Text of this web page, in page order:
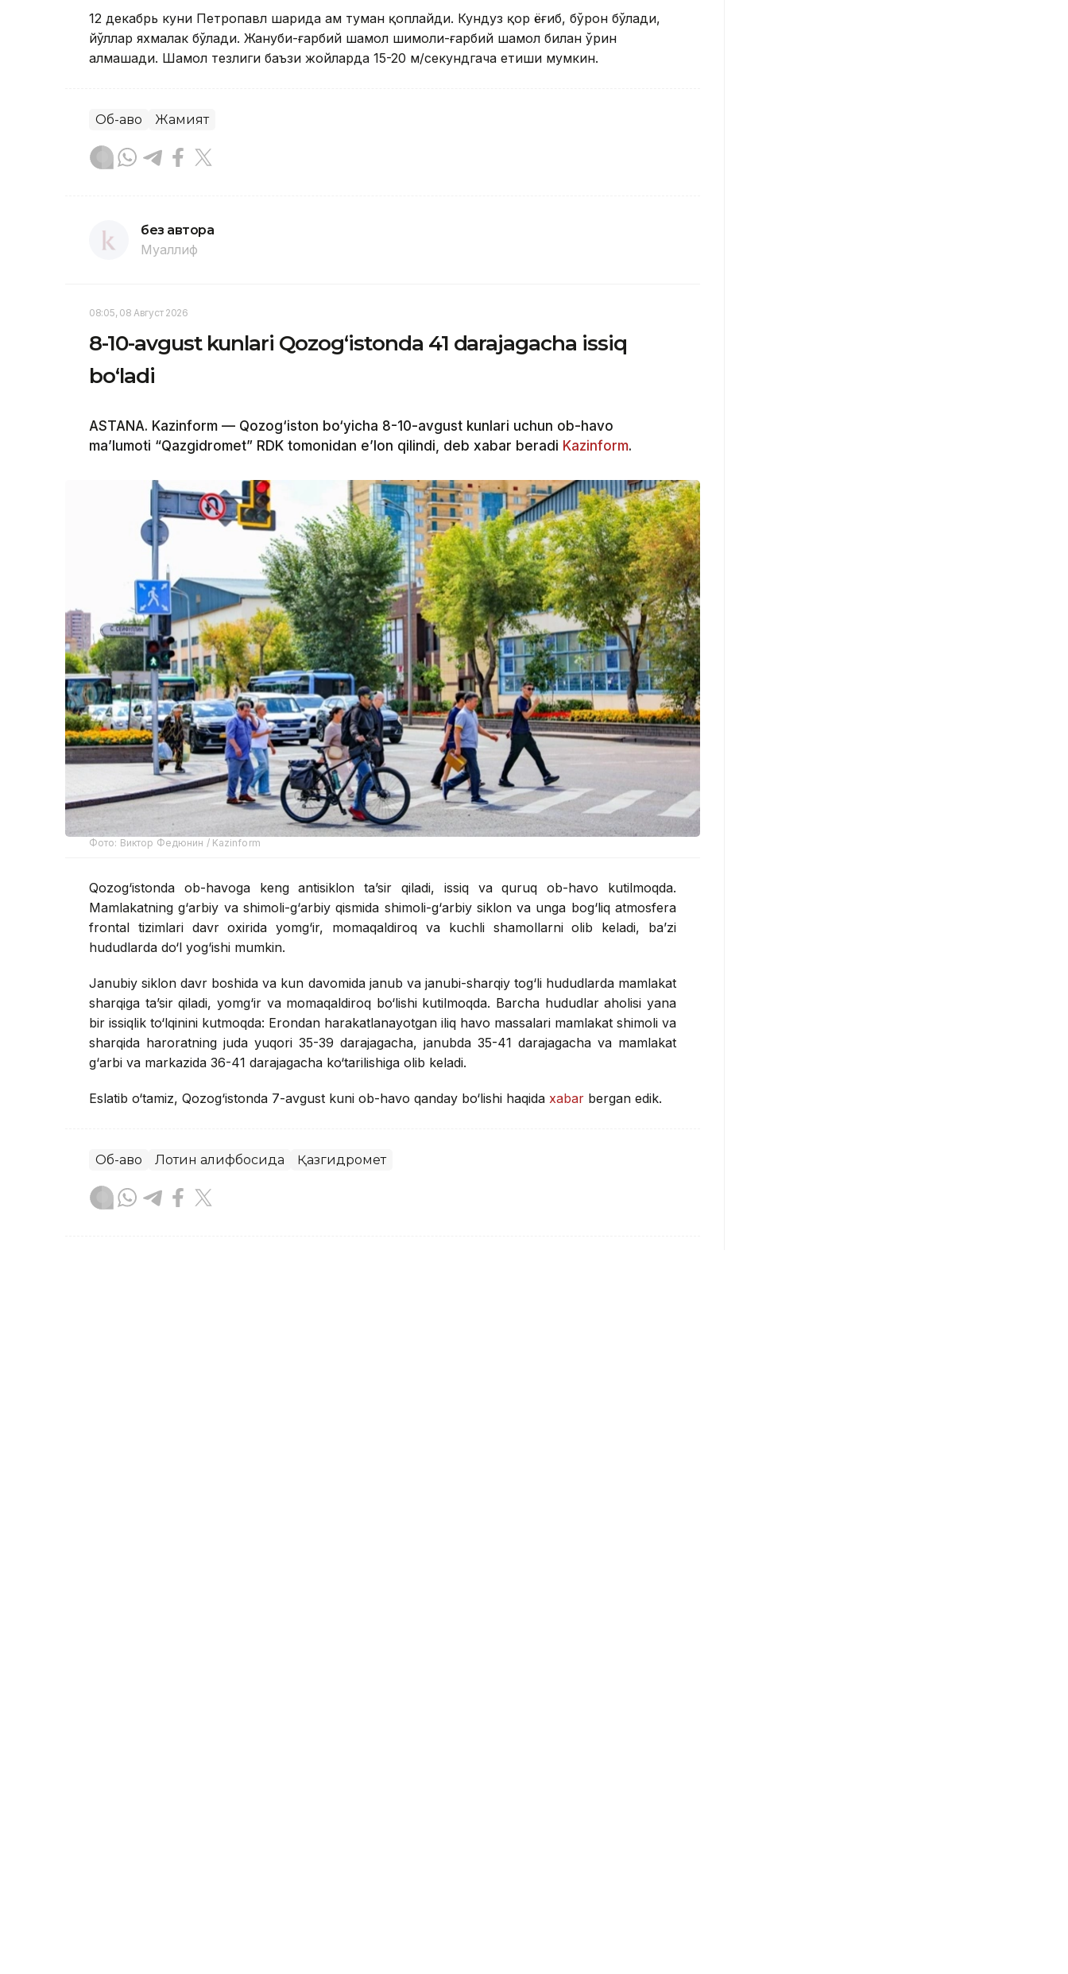
12 декабрь куни Петропавл шаҳрида ҳам туман қоплайди. Кундуз қор ёғиб, бўрон бўлади,
йўллар яхмалак бўлади. Жануби-ғарбий шамол шимоли-ғарбий шамол билан ўрин
алмашади. Шамол тезлиги баъзи жойларда 15-20 м/секундгача етиши мумкин.
Об-ҳаво Жамият
без автора
Муаллиф
08:05, 08 Август 2026
8-10-avgust kunlari Qozog‘istonda 41 darajagacha issiq
bo‘ladi
ASTANA. Kazinform — Qozog‘iston bo‘yicha 8-10-avgust kunlari uchun ob-havo
ma’lumoti “Qazgidromet” RDK tomonidan e’lon qilindi, deb xabar beradi Kazinform.
Фото: Виктор Федюнин / Kazinform
Qozog‘istonda ob-havoga keng antisiklon ta’sir qiladi, issiq va quruq ob-havo kutilmoqda.
Mamlakatning g‘arbiy va shimoli-g‘arbiy qismida shimoli-g‘arbiy siklon va unga bog‘liq atmosfera
frontal tizimlari davr oxirida yomg‘ir, momaqaldiroq va kuchli shamollarni olib keladi, ba’zi
hududlarda do‘l yog‘ishi mumkin.
Janubiy siklon davr boshida va kun davomida janub va janubi-sharqiy tog‘li hududlarda mamlakat
sharqiga ta’sir qiladi, yomg‘ir va momaqaldiroq bo‘lishi kutilmoqda. Barcha hududlar aholisi yana
bir issiqlik to‘lqinini kutmoqda: Erondan harakatlanayotgan iliq havo massalari mamlakat shimoli va
sharqida haroratning juda yuqori 35-39 darajagacha, janubda 35-41 darajagacha va mamlakat
g‘arbi va markazida 36-41 darajagacha ko‘tarilishiga olib keladi.
Eslatib o‘tamiz, Qozog‘istonda 7-avgust kuni ob-havo qanday bo‘lishi haqida xabar bergan edik.
Об-ҳаво Лотин алифбосида Қазгидромет